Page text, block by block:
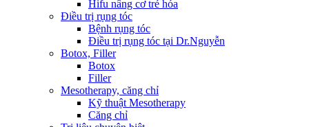
Hifu nâng cơ trẻ hóa
Điều trị rụng tóc
Bệnh rụng tóc
Điều trị rụng tóc tại Dr.Nguyễn
Botox, Filler
Botox
Filler
Mesotherapy, căng chỉ
Kỹ thuật Mesotherapy
Căng chỉ